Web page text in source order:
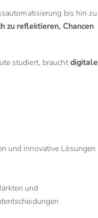
bis hin zu
zu reflektieren, Chancen
studiert, brauchtdigitale
und innovative Lösungen
und